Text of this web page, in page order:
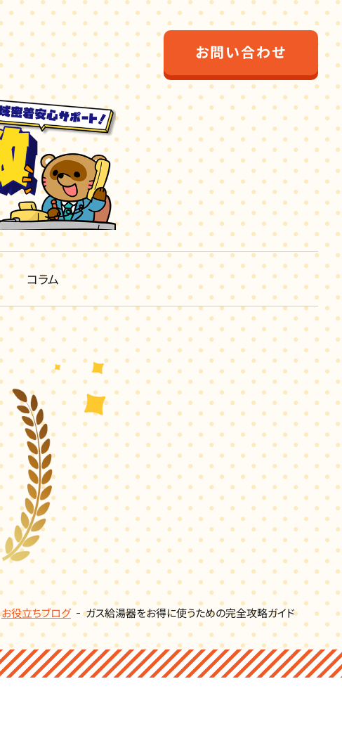
お問い合わせ
コラム
お役立ちブログ ガス給湯器をお得に使うための完全攻略ガイド